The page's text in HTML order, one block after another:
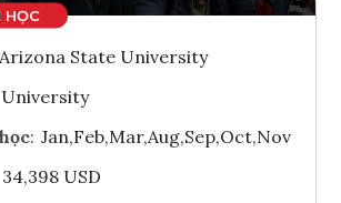
Arizona State University
University
: Jan,Feb,Mar,Aug,Sep,Oct,Nov
34,398 USD